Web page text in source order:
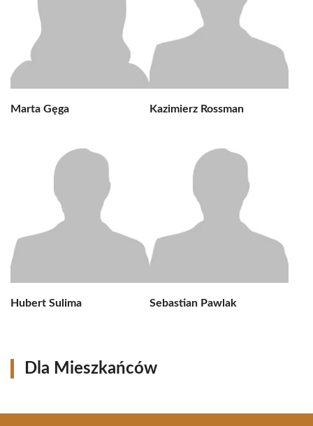
Marta Gęga Kazimierz Rossman
Hubert Sulima Sebastian Pawlak
Dla Mieszkańców